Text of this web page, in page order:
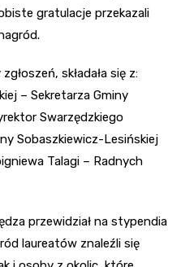
gratulacje przekazali
składała się z:
– Sekretarza Gminy
Swarzędzkiego
Sobaszkiewicz-Lesińskiej
Talagi – Radnych
przewidział na stypendia
laureatów znaleźli się